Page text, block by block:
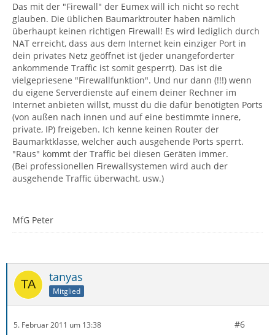
Das mit der "Firewall" der Eumex will ich nicht so recht
glauben. Die üblichen Baumarktrouter haben nämlich
überhaupt keinen richtigen Firewall! Es wird lediglich durch
NAT erreicht, dass aus dem Internet kein einziger Port in
dein privates Netz geöffnet ist (jeder unangeforderter
ankommende Traffic ist somit gesperrt). Das ist die
vielgepriesene "Firewallfunktion". Und nur dann (!!!) wenn
du eigene Serverdienste auf einem deiner Rechner im
Internet anbieten willst, musst du die dafür benötigten Ports
(von außen nach innen und auf eine bestimmte innere,
private, IP) freigeben. Ich kenne keinen Router der
Baumarktklasse, welcher auch ausgehende Ports sperrt.
"Raus" kommt der Traffic bei diesen Geräten immer.
(Bei professionellen Firewallsystemen wird auch der
ausgehende Traffic überwacht, usw.)
MfG Peter
tanyas
Mitglied
5. Februar 2011 um 13:38 #6